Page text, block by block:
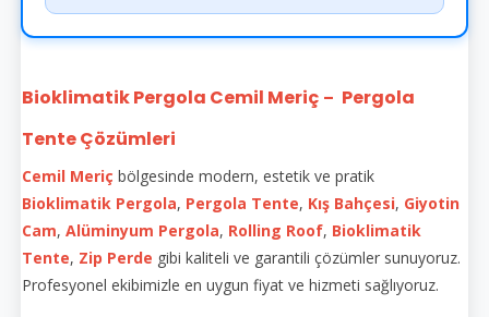
Bioklimatik Pergola Cemil Meriç – Pergola
Tente Çözümleri
Cemil Meriç bölgesinde modern, estetik ve pratik
Bioklimatik Pergola, Pergola Tente, Kış Bahçesi, Giyotin
Cam, Alüminyum Pergola, Rolling Roof, Bioklimatik
Tente, Zip Perde gibi kaliteli ve garantili çözümler sunuyoruz.
Profesyonel ekibimizle en uygun fiyat ve hizmeti sağlıyoruz.